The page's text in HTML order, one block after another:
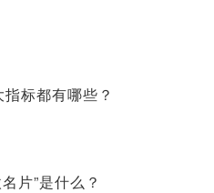
标都有哪些？
片”是什么？